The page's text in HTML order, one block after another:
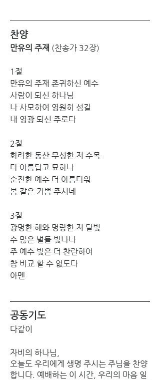
찬양
만유의 주재 (찬송가 32장)
1절
만유의 주재 존귀하신 예수
사람이 되신 하나님
나 사모하여 영원히 섬길
내 영광 되신 주로다
2절
화려한 동산 무성한 저 수목
다 아름답고 묘하나
순전한 예수 더 아름다워
봄 같은 기쁨 주시네
3절
광명한 해와 명랑한 저 달빛
수 많은 별들 빛나나
주 예수 빛은 더 찬란하여
참 비교 할 수 없도다
아멘
공동기도
다같이
자비의 하나님,
오늘도 우리에게 생명 주시는 주님을 찬양
합니다. 예배하는 이 시간, 우리의 마음 일